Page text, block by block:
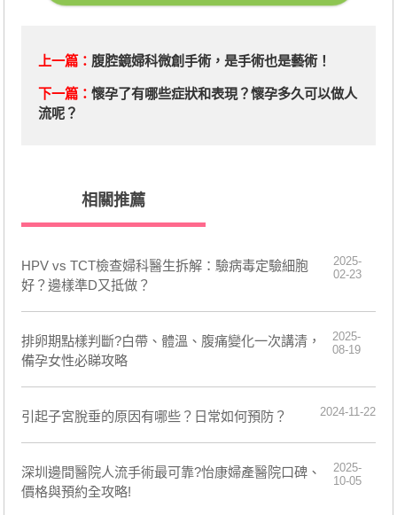
上一篇： 腹腔鏡婦科微創手術，是手術也是藝術！
下一篇： ​懷孕了有哪些症狀和表現？懷孕多久可以做人
流呢？
相關推薦
HPV vs TCT檢查婦科醫生拆解：驗病毒定驗細胞
好？邊樣準D又抵做？
2025-
02-23
排卵期點樣判斷?白帶、體溫、腹痛變化一次講清，
備孕女性必睇攻略
2025-
08-19
引起子宮脫垂的原因有哪些？日常如何預防？ 2024-11-22
深圳邊間醫院人流手術最可靠?怡康婦產醫院口碑、
價格與預約全攻略!
2025-
10-05